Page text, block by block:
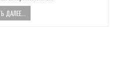
ДАЛЕЕ...